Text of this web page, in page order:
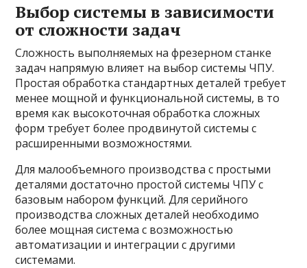
Выбор системы в зависимости
от сложности задач
Сложность выполняемых на фрезерном станке
задач напрямую влияет на выбор системы ЧПУ.
Простая обработка стандартных деталей требует
менее мощной и функциональной системы, в то
время как высокоточная обработка сложных
форм требует более продвинутой системы с
расширенными возможностями.
Для малообъемного производства с простыми
деталями достаточно простой системы ЧПУ с
базовым набором функций. Для серийного
производства сложных деталей необходимо
более мощная система с возможностью
автоматизации и интеграции с другими
системами.